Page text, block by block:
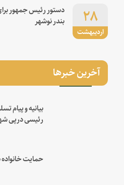
اردیبهشت
۲۸
دستور رئیس جمهور
بندر نوشهر
آخرین خبرها
بیانیه و پیام
رئیسی درپی
حمایت